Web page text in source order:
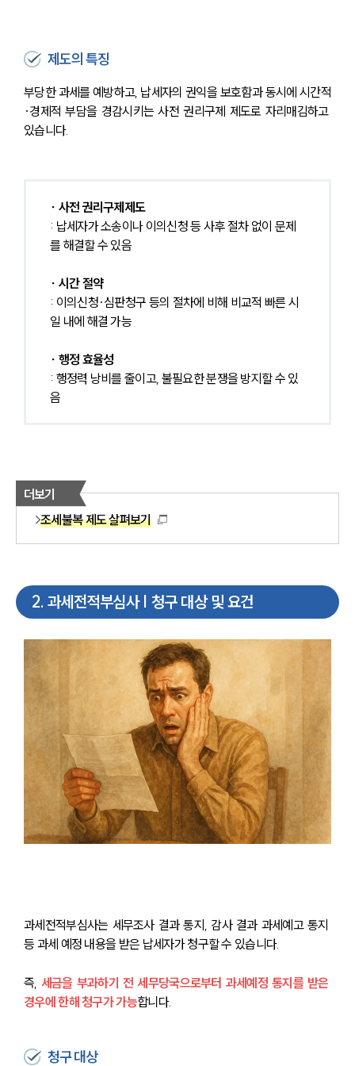
제도의 특징
부당한 과세를 예방하고, 납세자의 권익을 보호함과 동시에 시간적
·경제적 부담을 경감시키는 사전 권리구제 제도로 자리매김하고
있습니다.
∙ 사전 권리구제제도
: 납세자가 소송이나 이의신청 등 사후 절차 없이 문제
를 해결할 수 있음
∙ 시간 절약
: 이의신청·심판청구 등의 절차에 비해 비교적 빠른 시
일 내에 해결 가능
∙ 행정 효율성
: 행정력 낭비를 줄이고, 불필요한 분쟁을 방지할 수 있
음
더보기
조세불복 제도 살펴보기
2. 과세전적부심사 | 청구 대상 및 요건
과세전적부심사는 세무조사 결과 통지, 감사 결과 과세예고 통지
등 과세 예정 내용을 받은 납세자가 청구할 수 있습니다.
즉, 세금을 부과하기 전 세무당국으로부터 과세예정 통지를 받은
경우에 한해 청구가 가능합니다.
청구 대상